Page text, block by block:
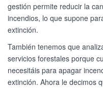
gestión permite reducir la
incendios, lo que supone
extinción.
También tenemos que
servicios forestales porque
necesitáis para apagar
extinción. Ahora le decimos